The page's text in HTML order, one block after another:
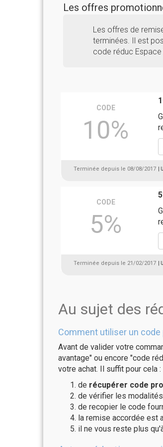
Les offres
Les offres de
terminées. Il est
code réduc
CODE
10%
Terminée depuis le 08/08/2017 |
CODE
5%
Terminée depuis le 21/02/2017 |
Au sujet des
Comment utiliser un code
Avant de valider votre
avantage" ou encore "code
votre achat. Il suffit pour cela :
de récupérer code
de vérifier les
de recopier le code
la remise accordée est
il ne vous reste plus